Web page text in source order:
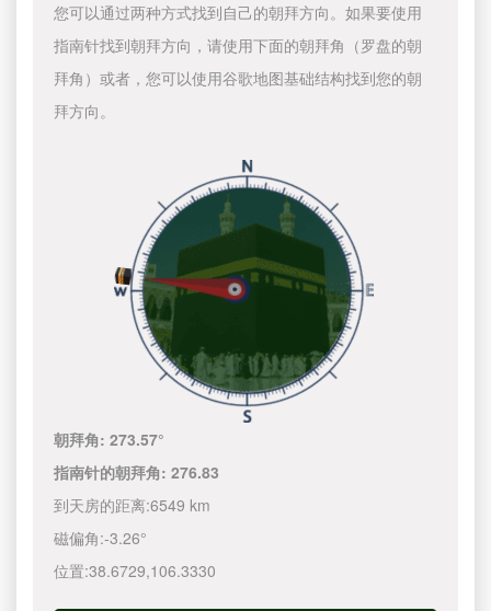
您可以通过两种方式找到自己的朝拜方向。如果要使用
指南针找到朝拜方向，请使用下面的朝拜角（罗盘的朝
拜角）或者，您可以使用谷歌地图基础结构找到您的朝
拜方向。
朝拜角:273.57°
指南针的朝拜角:276.83
到天房的距离:6549 km
磁偏角:-3.26°
位置:38.6729,106.3330